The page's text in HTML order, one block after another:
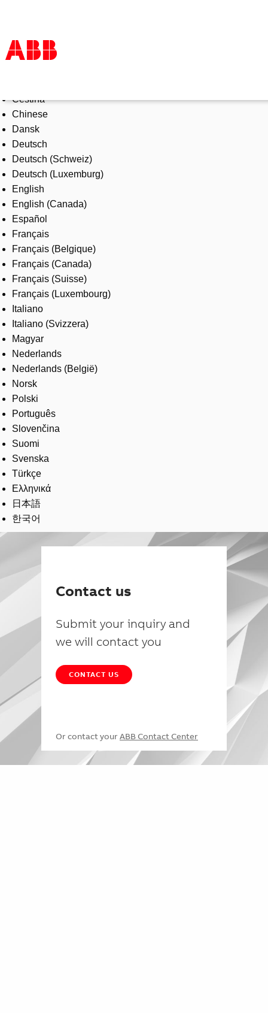
Products & Solutions
Industries
Services
About us
Where to buy
Contact us
Careers
Čeština
Chinese
Dansk
Deutsch
Deutsch (Schweiz)
Deutsch (Luxemburg)
English
English (Canada)
Español
Français
Français (Belgique)
Français (Canada)
Français (Suisse)
Français (Luxembourg)
Italiano
Italiano (Svizzera)
Magyar
Nederlands
Nederlands (België)
Norsk
Polski
Português
Slovenčina
Suomi
Svenska
Türkçe
Ελληνικά
日本語
한국어
Contact us
Submit your inquiry and
we will contact you
CONTACT US
Or contact your ABB Contact Center